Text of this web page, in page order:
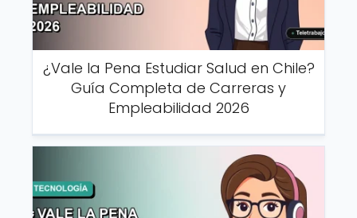
¿Vale la Pena Estudiar Salud en Chile?
Guía Completa de Carreras y
Empleabilidad 2026